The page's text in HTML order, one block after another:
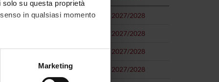
su questa proprietà
in qualsiasi momento
metro,Marketing
2027/2028
2027/2028
(MED/35) 2027/2028
2027/2028